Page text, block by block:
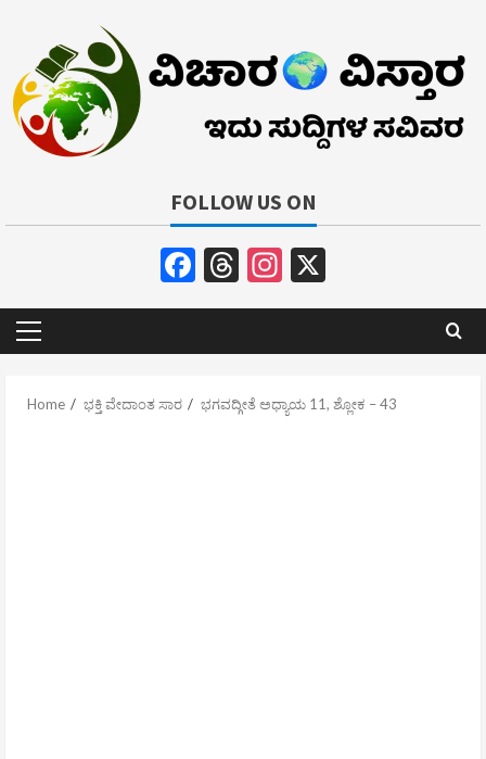
content
FOLLOW US ON
Facebook
Threads
Instagram
Primary
Home ಭಕ್ತಿ ವೇದಾಂತ ಸಾರ ಭಗವದ್ಗೀತೆ ಅಧ್ಯಾಯ 11, ಶ್ಲೋಕ – 43